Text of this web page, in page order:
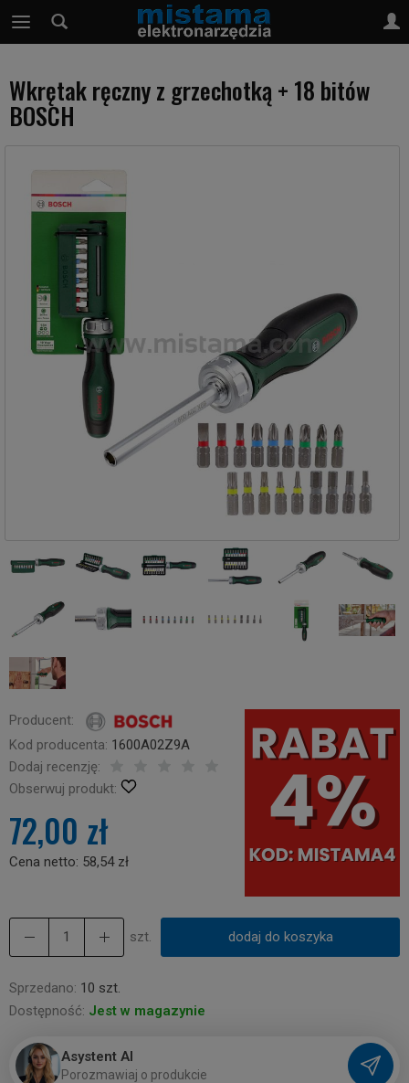
Wkrętak ręczny z grzechotką + 18 bitów
BOSCH
Producent:
Kod producenta: 1600A02Z9A
Dodaj recenzję:
Obserwuj produkt:
72,00 zł
Cena netto: 58,54 zł
szt. dodaj do koszyka
Sprzedano: 10 szt.
Dostępność: Jest w magazynie
Asystent AI
Porozmawiaj o produkcie